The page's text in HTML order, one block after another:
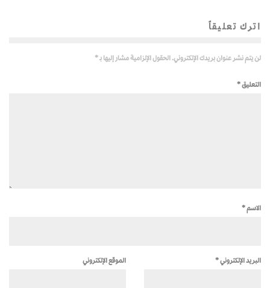
اترك تعليقاً
لن يتم نشر عنوان بريدك الإلكتروني. الحقول الإلزامية مشار إليها بـ*
التعليق*
الاسم*
البريد الإلكتروني* الموقع الإلكتروني